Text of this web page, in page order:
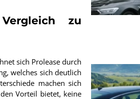
zu
sich Prolease durch
welches sich deutlich
machen sich
Vorteil bietet, keine